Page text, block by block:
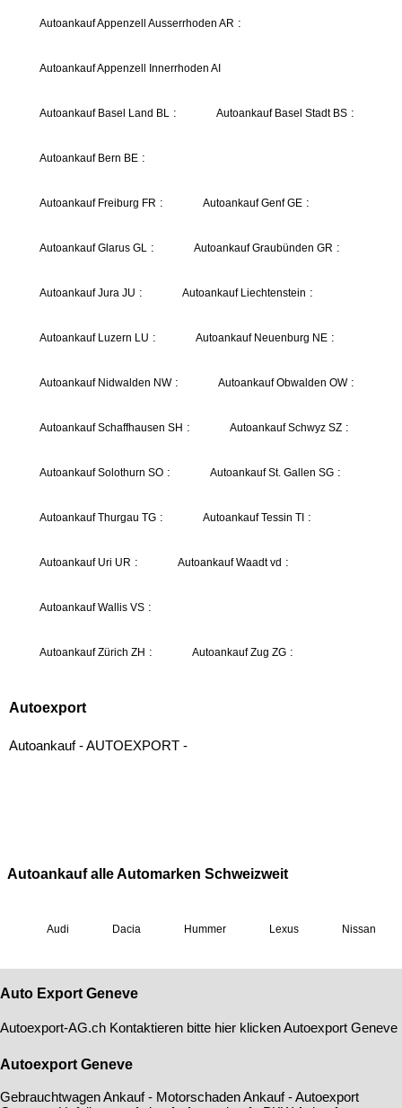
Auto Export Geneve
Autoexport-AG.ch Kontaktieren bitte hier klickenAutoexport Geneve
Autoexport Geneve
Gebrauchtwagen Ankauf - Motorschaden Ankauf - Autoexport